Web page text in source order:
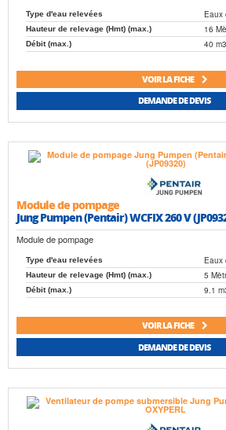
Type d'eau relevées Eaux
Hauteur de relevage (Hmt) (max.) 16
Débit (max.) 40
VOIR LA FICHE
DEMANDE DE DEVIS
Module de pompage
Jung Pumpen (Pentair) WCFIX 260 V
Module de pompage
Type d'eau relevées Eaux
Hauteur de relevage (Hmt) (max.) 5
Débit (max.) 9.1
VOIR LA FICHE
DEMANDE DE DEVIS